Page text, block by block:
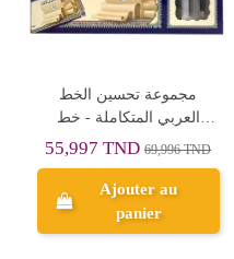
مجموعة تحسين الخط
العربي المتكاملة - خط
الرقعة
55,997 TND69,996 TND
Ajouter au
panier